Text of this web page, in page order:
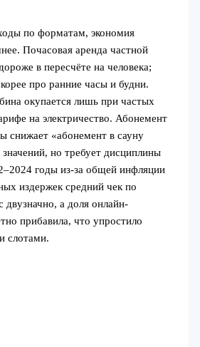
по форматам, экономия
Почасовая аренда частной
в пересчёте на человека;
про ранние часы и будни.
окупается лишь при частых
на электричество. Абонемент
снижает «абонемент в сауну
но требует дисциплины
годы из‑за общей инфляции
издержек средний чек по
двузначно, а доля онлайн-
прибавила, что упростило
слотами.